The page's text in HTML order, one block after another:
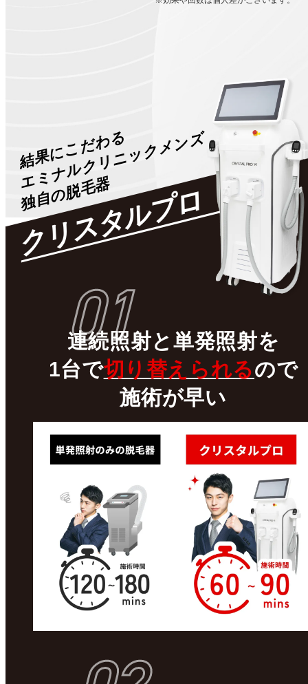
結果にこだわる
エミナルクリニックメンズ
独自の脱毛器
クリスタルプロ
01
連続照射と 単発照射を
1台で切り替えられるので
施術が早い